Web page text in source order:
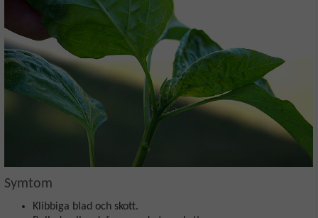
Symtom
Klibbiga blad och skott.